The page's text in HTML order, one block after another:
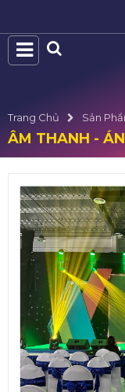
Trang Chủ Sản
ÂM THANH -